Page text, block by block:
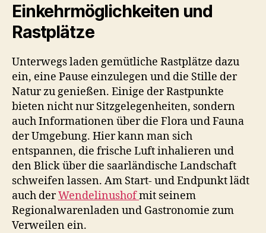
Einkehrmöglichkeiten und
Rastplätze
Unterwegs laden gemütliche Rastplätze dazu
ein, eine Pause einzulegen und die Stille der
Natur zu genießen. Einige der Rastpunkte
bieten nicht nur Sitzgelegenheiten, sondern
auch Informationen über die Flora und Fauna
der Umgebung. Hier kann man sich
entspannen, die frische Luft inhalieren und
den Blick über die saarländische Landschaft
schweifen lassen. Am Start- und Endpunkt lädt
auch derWendelinushofmit seinem
Regionalwarenladen und Gastronomie zum
Verweilen ein.